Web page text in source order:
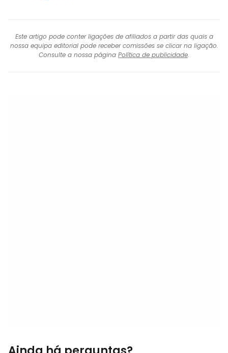
Este artigo pode conter ligações de afiliados a partir das quais a
nossa equipa editorial pode receber comissões se clicar na ligação.
Consulte a nossa página Política de publicidade.